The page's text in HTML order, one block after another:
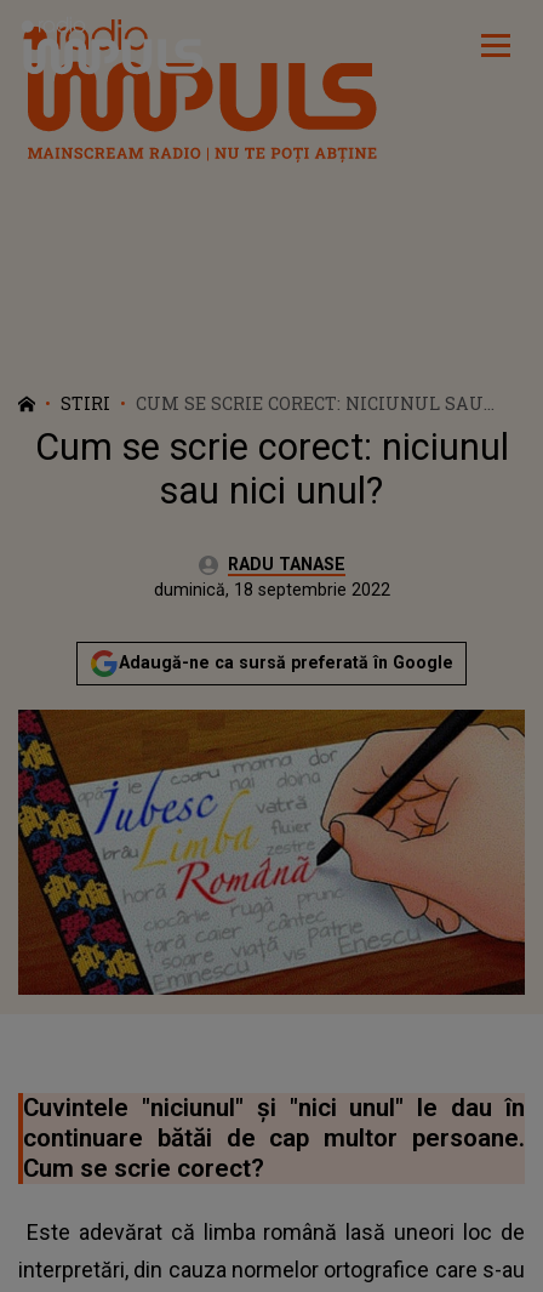
Radio Impuls
STIRI
CUM SE SCRIE CORECT: NICIUNUL SAU
NICI UNUL?
Cum se scrie corect: niciunul
sau nici unul?
Autor:RADU TANASE
sâmbătă, 18 septembrie 2021
Actualizat:
duminică, 18 septembrie 2022
Adaugă-ne ca sursă preferată în Google
Cuvintele "niciunul" şi "nici unul" le dau în
continuare bătăi de cap multor persoane.
Cum se scrie corect?
Este adevărat că limba română lasă uneori loc de
interpretări, din cauza normelor ortografice care s-au